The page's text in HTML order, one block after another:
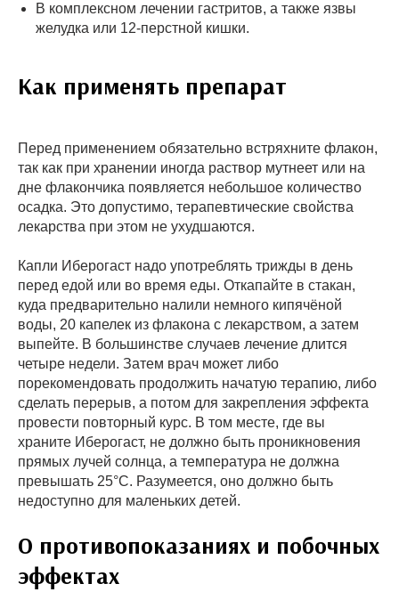
В комплексном лечении гастритов, а также язвы
желудка или 12-перстной кишки.
Как применять препарат
Перед применением обязательно встряхните флакон,
так как при хранении иногда раствор мутнеет или на
дне флакончика появляется небольшое количество
осадка. Это допустимо, терапевтические свойства
лекарства при этом не ухудшаются.
Капли Иберогаст надо употреблять трижды в день
перед едой или во время еды. Откапайте в стакан,
куда предварительно налили немного кипячёной
воды, 20 капелек из флакона с лекарством, а затем
выпейте. В большинстве случаев лечение длится
четыре недели. Затем врач может либо
порекомендовать продолжить начатую терапию, либо
сделать перерыв, а потом для закрепления эффекта
провести повторный курс. В том месте, где вы
храните Иберогаст, не должно быть проникновения
прямых лучей солнца, а температура не должна
превышать 25°C. Разумеется, оно должно быть
недоступно для маленьких детей.
О противопоказаниях и побочных
эффектах